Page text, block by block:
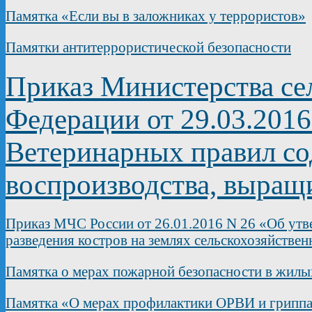
Памятка «Если вы в заложниках у террористов»
Памятки антитеррористической безопасности
Приказ Министерства
Федерации от
Ветеринарных правил
воспроизводства,
Приказ МЧС России от 26.01.2016 N 26 «Об
разведения костров на землях
Памятка о мерах пожарной безопасности в
Памятка «О мерах профилактики ОРВИ и